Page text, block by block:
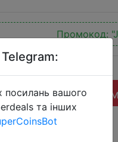
Промокод:
Перейти до
посилань вашого
та інших